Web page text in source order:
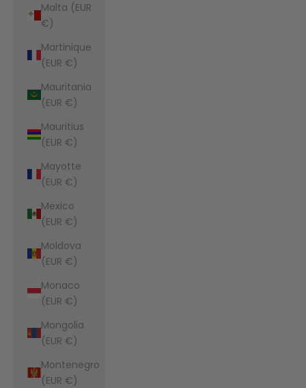
Malta (EUR
€)
Martinique
(EUR €)
Mauritania
(EUR €)
Mauritius
(EUR €)
Mayotte
(EUR €)
Mexico
(EUR €)
Moldova
(EUR €)
Monaco
(EUR €)
Mongolia
(EUR €)
Montenegro
(EUR €)